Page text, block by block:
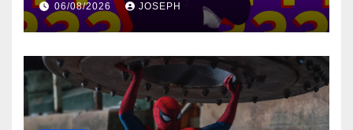
06/08/2026 JOSEPH